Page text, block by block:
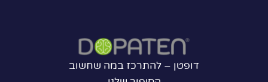
דופטן – להתרכז במה שחשוב